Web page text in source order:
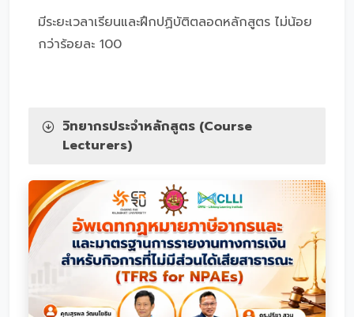
มีระยะเวลาเรียนและฝึกปฏิบัติตลอดหลักสูตร ไม่น้อย
กว่าร้อยละ 100
วิทยากรประจำหลักสูตร (Course
Lecturers)